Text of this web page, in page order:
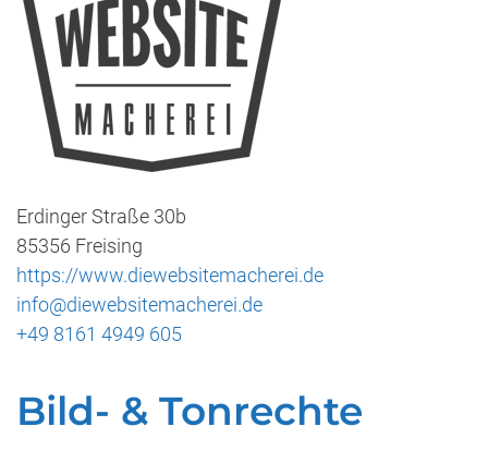
Erdinger Straße 30b
85356 Freising
https://www.diewebsitemacherei.de
info@diewebsitemacherei.de
+49 8161 4949 605
Bild- & Tonrechte